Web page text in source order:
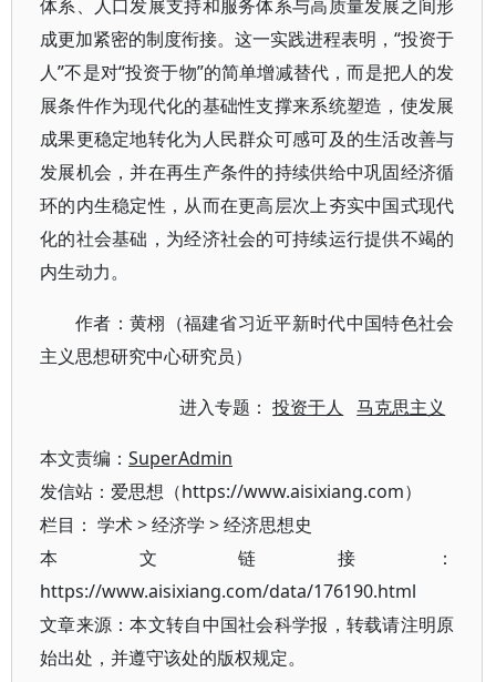
体系、人口发展支持和服务体系与高质量发展之间形
成更加紧密的制度衔接。这一实践进程表明，“投资于
人”不是对“投资于物”的简单增减替代，而是把人的发
展条件作为现代化的基础性支撑来系统塑造，使发展
成果更稳定地转化为人民群众可感可及的生活改善与
发展机会，并在再生产条件的持续供给中巩固经济循
环的内生稳定性，从而在更高层次上夯实中国式现代
化的社会基础，为经济社会的可持续运行提供不竭的
内生动力。
作者：黄栩（福建省习近平新时代中国特色社会
主义思想研究中心研究员）
进入专题：投资于人 马克思主义
本文责编： SuperAdmin
发信站：爱思想（https://www.aisixiang.com）
栏目： 学术>经济学 >经济思想史
本文链接：
https://www.aisixiang.com/data/176190.html
文章来源：本文转自中国社会科学报，转载请注明原
始出处，并遵守该处的版权规定。